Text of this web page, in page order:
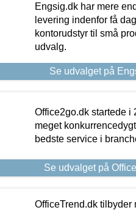
Engsig.dk har mere
levering indenfor få
kontorudstyr til små
udvalg.
Se udvalget på
Office2go.dk startede i
meget
bedste service i
Se udvalget på
OfficeTrend.dk tilbyder